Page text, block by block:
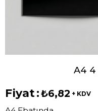
A4 4
Fiyat:₺6,82 + KDV